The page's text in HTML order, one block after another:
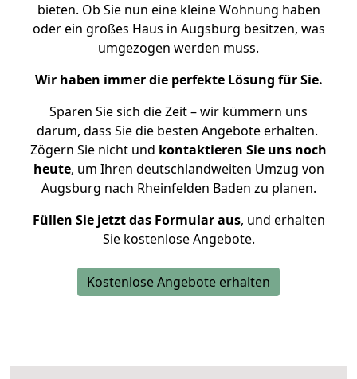
bieten. Ob Sie nun eine kleine Wohnung haben
oder ein großes Haus in Augsburg besitzen, was
umgezogen werden muss.
Wir haben immer die perfekte Lösung für Sie.
Sparen Sie sich die Zeit – wir kümmern uns
darum, dass Sie die besten Angebote erhalten.
Zögern Sie nicht und kontaktieren Sie uns noch
heute, um Ihren deutschlandweiten Umzug von
Augsburg nach Rheinfelden Baden zu planen.
Füllen Sie jetzt das Formular aus, und erhalten
Sie kostenlose Angebote.
Kostenlose Angebote erhalten